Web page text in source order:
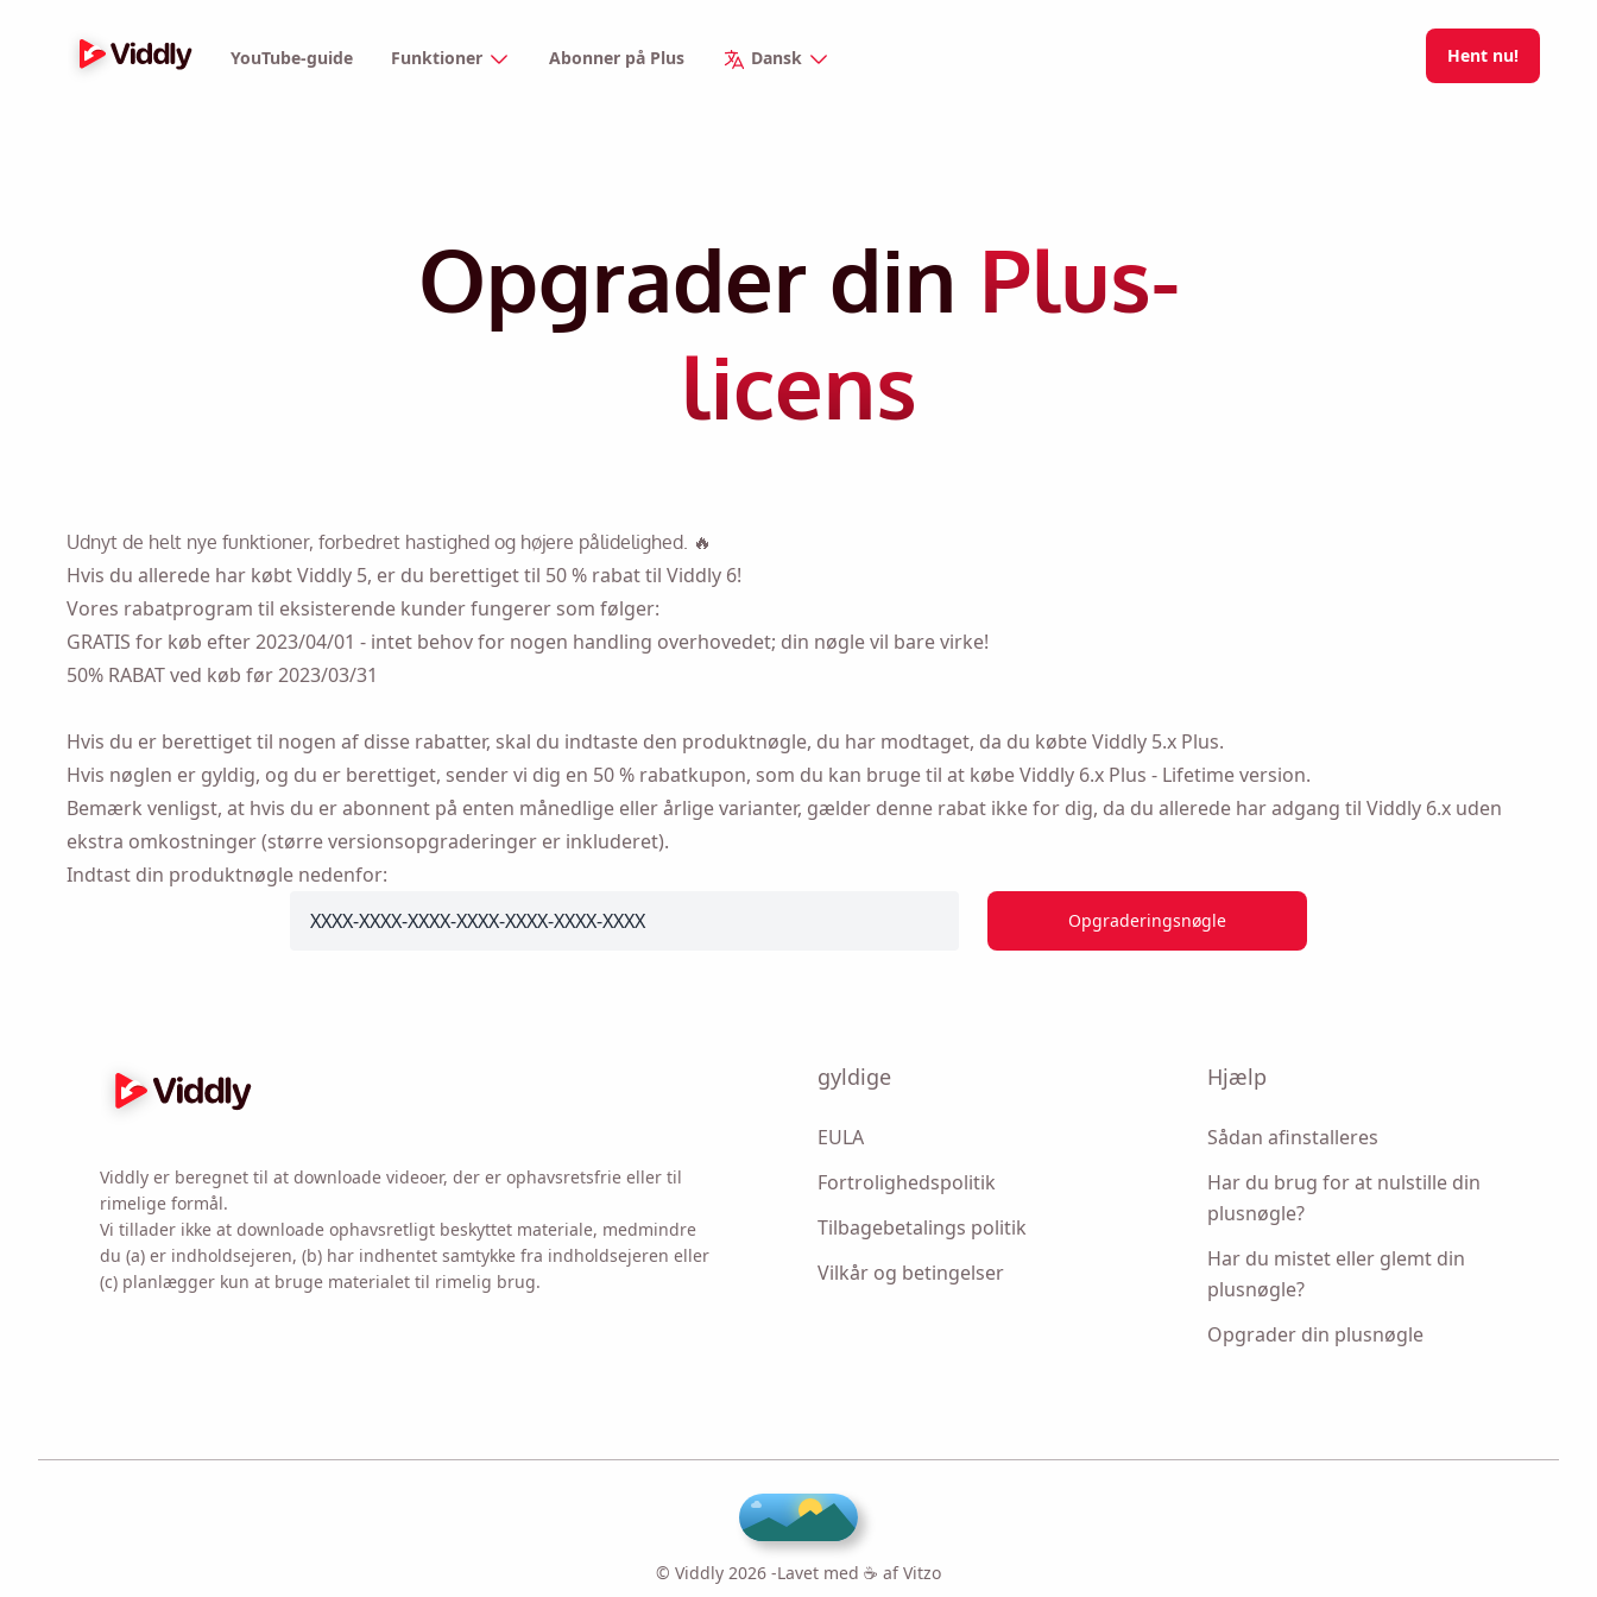
YouTube-guide Funktioner Abonner på Plus Dansk Hent nu!
Opgrader din Plus-
licens
Udnyt de helt nye funktioner, forbedret hastighed og højere pålidelighed. 🔥
Hvis du allerede har købt Viddly 5, er du berettiget til 50 % rabat til Viddly 6!
Vores rabatprogram til eksisterende kunder fungerer som følger:
GRATIS for køb efter 2023/04/01 - intet behov for nogen handling overhovedet; din nøgle vil bare virke!
50% RABAT ved køb før 2023/03/31
Hvis du er berettiget til nogen af ​​disse rabatter, skal du indtaste den produktnøgle, du har modtaget, da du købte Viddly 5.x Plus.
Hvis nøglen er gyldig, og du er berettiget, sender vi dig en 50 % rabatkupon, som du kan bruge til at købe Viddly 6.x Plus - Lifetime version.
Bemærk venligst, at hvis du er abonnent på enten månedlige eller årlige varianter, gælder denne rabat ikke for dig, da du allerede har adgang til Viddly 6.x uden
ekstra omkostninger (større versionsopgraderinger er inkluderet).
Indtast din produktnøgle nedenfor:
Opgraderingsnøgle
Viddly er beregnet til at downloade videoer, der er ophavsretsfrie eller til
rimelige formål.
Vi tillader ikke at downloade ophavsretligt beskyttet materiale, medmindre
du (a) er indholdsejeren, (b) har indhentet samtykke fra indholdsejeren eller
(c) planlægger kun at bruge materialet til rimelig brug.
gyldige
EULA
Fortrolighedspolitik
Tilbagebetalings politik
Vilkår og betingelser
Hjælp
Sådan afinstalleres
Har du brug for at nulstille din
plusnøgle?
Har du mistet eller glemt din
plusnøgle?
Opgrader din plusnøgle
© Viddly 2026 -Lavet med ☕ afVitzo
Mind mig 🔔
Send dig selv en påmindelse om at downloade Viddly, når du er tilbage på
Name
Email